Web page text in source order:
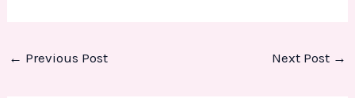
← Previous Post Next Post →